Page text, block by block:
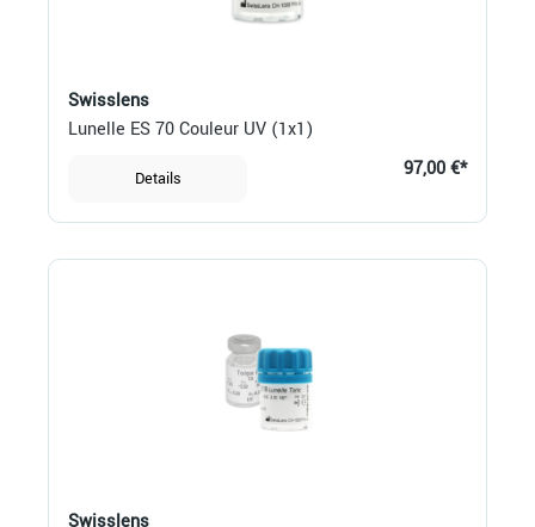
Swisslens
Lunelle ES 70 Couleur UV (1x1)
Details 97,00 €*
Swisslens